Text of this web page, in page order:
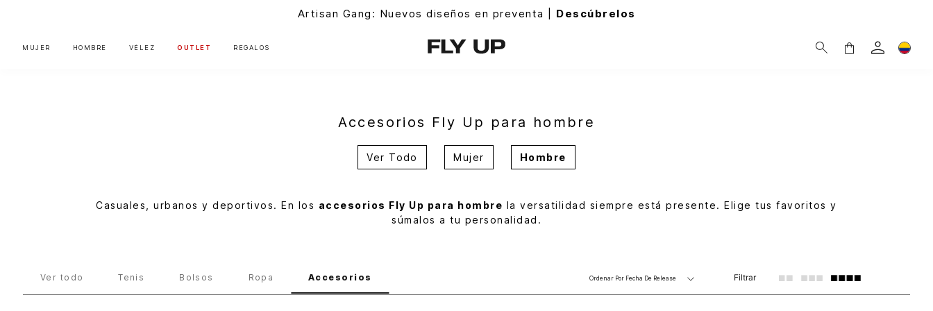
Artisan Gang: Nuevos diseños en preventa | Descúbrelos
MUJER HOMBRE VÉLEZ OUTLET REGALOS
Accesorios Fly Up para hombre
Ver Todo Mujer Hombre
Casuales, urbanos y deportivos. En los accesorios Fly Up para hombre la versatilidad siempre está presente. Elige tus favoritos y
súmalos a tu personalidad.
Ver todo
Tenis Bolsos Ropa Accesorios Ordenar Por Fecha De Release Filtrar